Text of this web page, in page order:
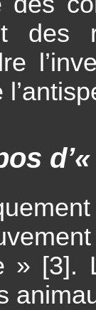
des
» [3].